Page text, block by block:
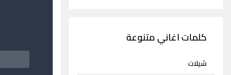
كلمات اغاني متنوعة
شيلات